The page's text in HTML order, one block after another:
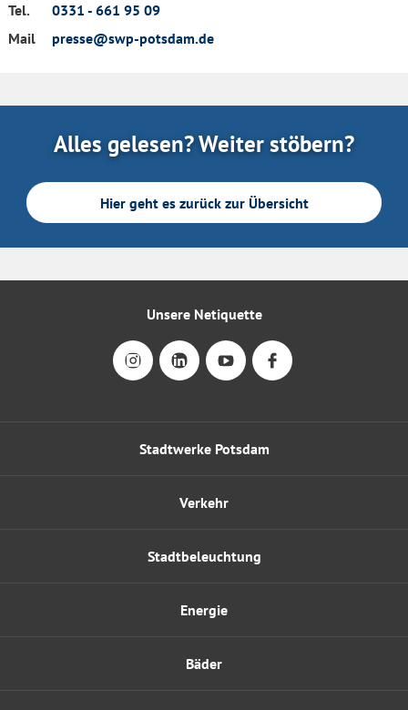
Tel.
0331 - 661 95 09
Mail
presse@swp-potsdam.de
Alles gelesen? Weiter stöbern?
Hier geht es zurück zur Übersicht
Stadtwerke Potsdam
Energie
Verkehr
Bäder
Stadtbeleuchtung
Unsere Netiquette